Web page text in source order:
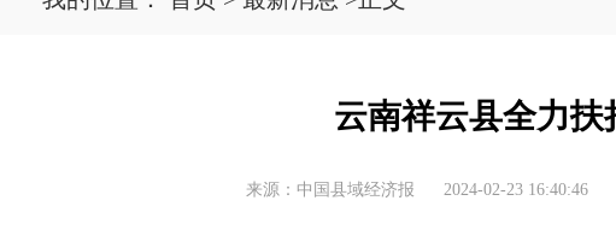
云南祥云县全力
来源：中国县域经济报 2024-02-23 16:40:46